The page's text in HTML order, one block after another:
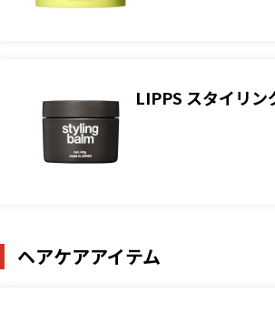
LIPPS スタイリン
ヘアケアアイテム